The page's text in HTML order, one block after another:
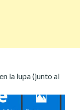
la lupa (junto al